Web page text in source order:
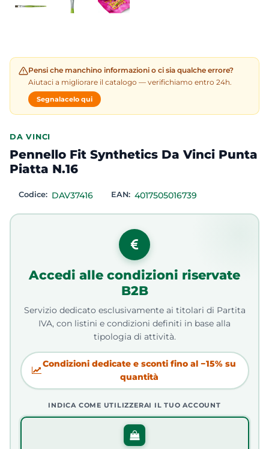
Pensi che manchino informazioni o ci sia qualche errore?
Aiutaci a migliorare il catalogo — verifichiamo entro 24h.
Segnalacelo qui
DA VINCI
Pennello Fit Synthetics Da Vinci Punta
Piatta N.16
Codice: DAV37416 EAN: 4017505016739
Accedi alle condizioni riservate
B2B
Servizio dedicato esclusivamente ai titolari di Partita
IVA, con listini e condizioni definiti in base alla
tipologia di attività.
Condizioni dedicate e sconti fino al −15% su
quantità
INDICA COME UTILIZZERAI IL TUO ACCOUNT